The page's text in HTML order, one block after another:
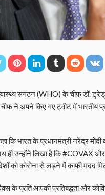
संगठन (WHO) के चीफ डॉ.
ने अपने किए गए ट्वीट में भारतीय
कि भारत के प्रधानमंत्री नरेंद्र
ही उन्होंने लिखा है कि #COVAX
को कोरोना से लड़ने में काफी मदद
के प्रति आपकी प्रतिबद्धता और